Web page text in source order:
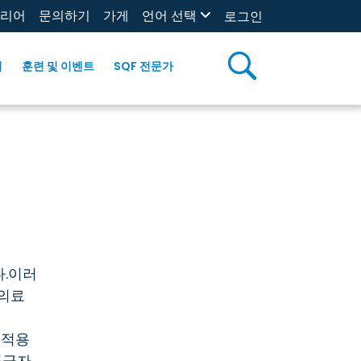
어 문의하기 가게 언어 선택 로그인
훈련 및 이벤트 SQF 전문가
.이러
료
용